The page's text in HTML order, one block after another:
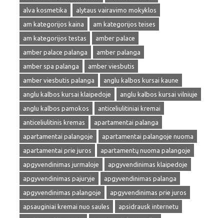
alva kosmetika
alytaus vairavimo mokyklos
am kategorijos kaina
am kategorijos teises
am kategorijos testas
amber palace
amber palace palanga
amber palanga
amber spa palanga
amber viesbutis
amber viesbutis palanga
anglu kalbos kursai kaune
anglu kalbos kursai klaipedoje
anglu kalbos kursai vilniuje
anglu kalbos pamokos
anticeliulitiniai kremai
anticeliulitinis kremas
apartamentai palanga
apartamentai palangoje
apartamentai palangoje nuoma
apartamentai prie juros
apartamentų nuoma palangoje
apgyvendinimas jurmaloje
apgyvendinimas klaipedoje
apgyvendinimas pajuryje
apgyvendinimas palanga
apgyvendinimas palangoje
apgyvendinimas prie juros
apsauginiai kremai nuo saules
apsidrausk internetu